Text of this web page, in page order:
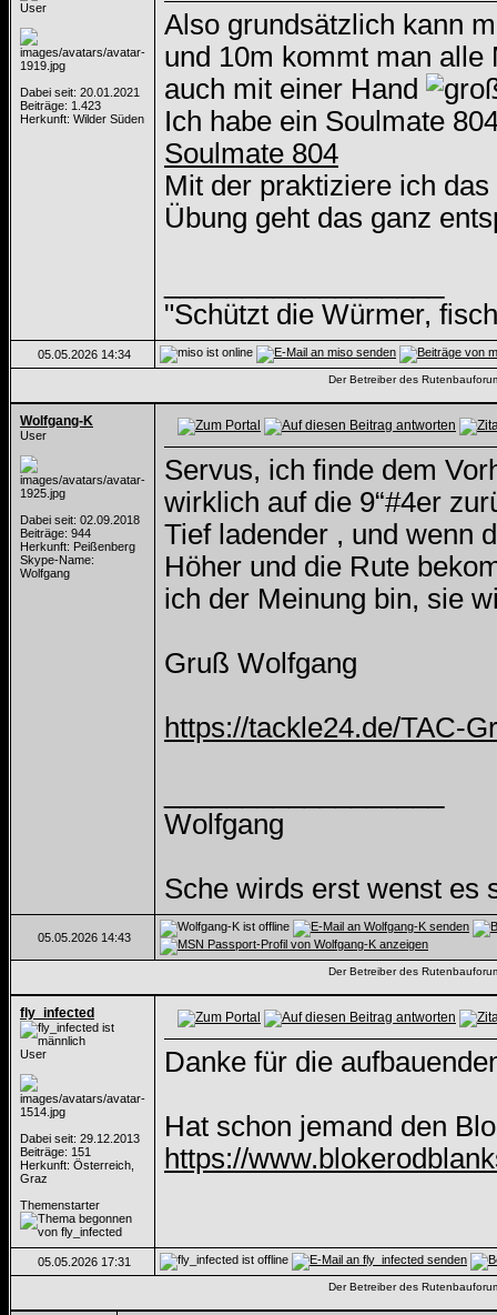
User
Dabei seit: 20.01.2021
Beiträge: 1.423
Herkunft: Wilder Süden
Also grundsätzlich kann
und 10m kommt man alle
auch mit einer Hand
Ich habe ein Soulmate
Soulmate 804
Mit der praktiziere ich
Übung geht das ganz
"Schützt die Würmer,
05.05.2026 14:34
Der Betreiber des
Wolfgang-K
User
Dabei seit: 02.09.2018
Beiträge: 944
Herkunft: Peißenberg
Skype-Name:
Wolfgang
Servus, ich finde dem
wirklich auf die 9“#4er
Tief ladender , und wenn
Höher und die Rute
ich der Meinung bin, sie
Gruß Wolfgang
https://tackle24.de/TAC-
Wolfgang
Sche wirds erst wenst es
05.05.2026 14:43
Der Betreiber des
fly_infected
User
Dabei seit: 29.12.2013
Beiträge: 151
Herkunft: Österreich,
Graz
Themenstarter
Danke für die
Hat schon jemand den
https://
05.05.2026 17:31
Der Betreiber des